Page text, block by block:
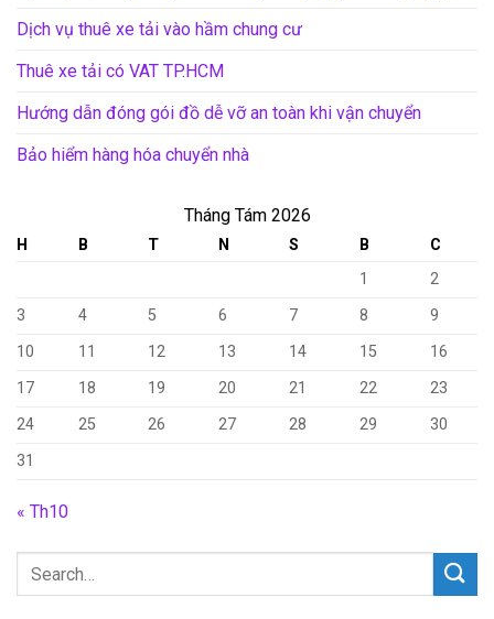
Dịch vụ thuê xe tải vào hầm chung cư
Thuê xe tải có VAT TP.HCM
Hướng dẫn đóng gói đồ dễ vỡ an toàn khi vận chuyển
Bảo hiểm hàng hóa chuyển nhà
Tháng Tám 2026
H B T N S B
C
1
2
3
4 5 6 7 8
9
10
11 12 13 14 15
16
17
18 19 20 21 22
23
24
25 26 27 28 29
30
31
« Th10